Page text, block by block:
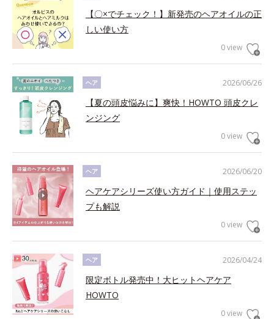
【〇×でチェック！】新発売のヘアオイルの正
しい使い方
0 view
2026/06/26
ヘア
【夏の頭皮悩みに】爽快！HOWTO 頭皮クレ
ンジング
0 view
2026/06/20
ヘア
ヘアケアシリーズ使い方ガイド｜使用ステッ
プも解説
0 view
2026/04/24
ヘア
限定ボトル発売中！大ヒットヘアケア
HOWTO
0 view